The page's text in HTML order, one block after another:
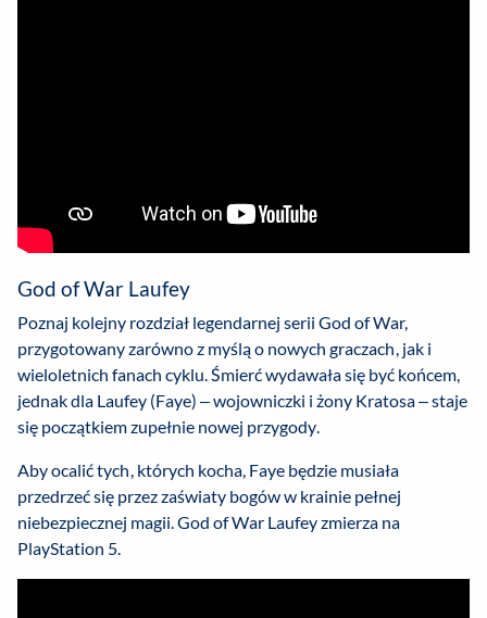
God of War Laufey
Poznaj kolejny rozdział legendarnej serii God of War,
przygotowany zarówno z myślą o nowych graczach, jak i
wieloletnich fanach cyklu. Śmierć wydawała się być końcem,
jednak dla Laufey (Faye) – wojowniczki i żony Kratosa – staje
się początkiem zupełnie nowej przygody.
Aby ocalić tych, których kocha, Faye będzie musiała
przedrzeć się przez zaświaty bogów w krainie pełnej
niebezpiecznej magii. God of War Laufey zmierza na
PlayStation 5.